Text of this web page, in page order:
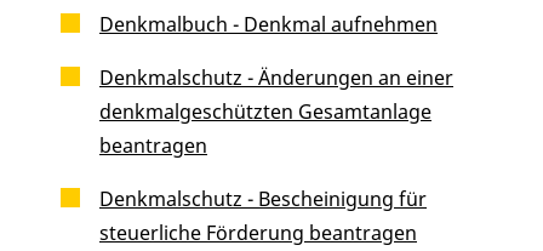
Denkmalbuch - Denkmal aufnehmen
Denkmalschutz - Änderungen an einer
denkmalgeschützten Gesamtanlage
beantragen
Denkmalschutz - Bescheinigung für
steuerliche Förderung beantragen